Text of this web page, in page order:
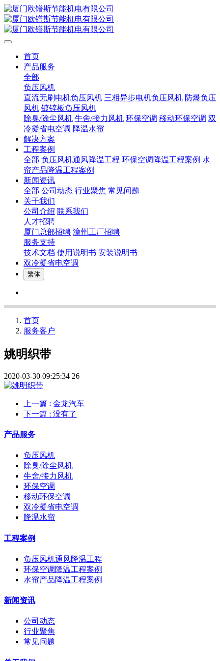
首页
产品服务
全部
负压风机
直流无刷电机负压风机 三相异步电机负压风机 防爆负压
风机 镀锌板负压风机
除臭/除尘风机 牛舍/接力风机 环保空调 移动环保空调 双
冷凝省电空调 降温水帘
解决方案
工程案例
全部 负压风机通风降温工程 环保空调降温工程案例 水
帘产品降温工程案例
新闻资讯
全部 公司动态 行业聚焦 常见问题
关于我们
公司介绍 联系我们
人才招聘
厦门总部招聘 漳州工厂招聘
服务支持
技术文档 使用说明书 安装说明书
双冷凝省电空调
繁体
首页
服务客户
姚明织带
2020-03-30 09:25:34 26
上一篇 : 金龙汽车
下一篇 : 没有了
产品服务
负压风机
除臭/除尘风机
牛舍/接力风机
环保空调
移动环保空调
双冷凝省电空调
降温水帘
工程案例
负压风机通风降温工程
环保空调降温工程案例
水帘产品降温工程案例
新闻资讯
公司动态
行业聚焦
常见问题